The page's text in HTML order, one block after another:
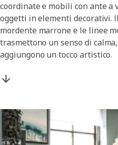
coordinate e mobili con ante
oggetti in elementi decorativi.
mordente marrone e le linee
trasmettono un senso di
aggiungono un tocco artistico.